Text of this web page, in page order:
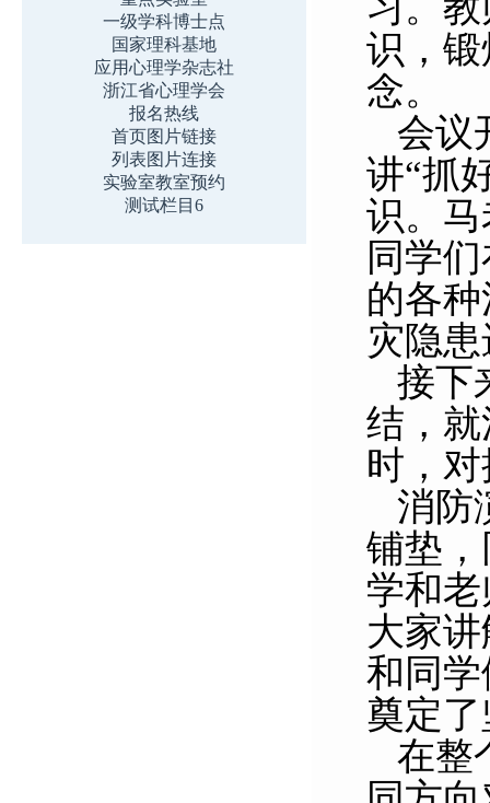
一级学科博士点
国家理科基地
应用心理学杂志社
浙江省心理学会
报名热线
首页图片链接
列表图片连接
实验室教室预约
测试栏目6
识，
念。
会议
讲“抓
识。
同学
的各
灾隐
接下
结，
时，
消防
铺垫
学和
大家
和同
奠定
在整